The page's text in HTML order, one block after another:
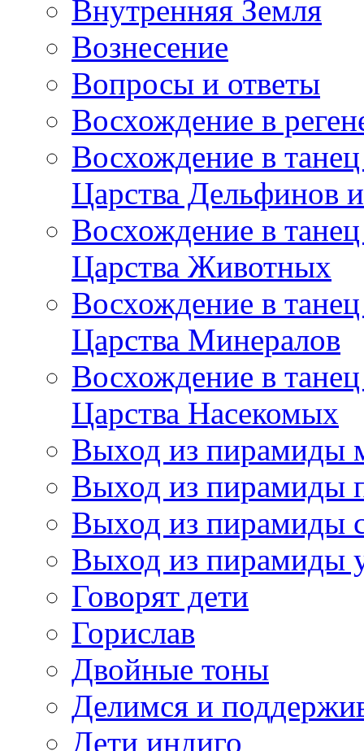
Внутренняя Земля
Вознесение
Вопросы и ответы
Восхождение в
Восхождение в
Царства Дельфинов
Восхождение в
Царства Животных
Восхождение в
Царства Минералов
Восхождение в
Царства Насекомых
Выход из пирамиды
Выход из пирамиды
Выход из пирамиды
Выход из пирамиды
Говорят дети
Горислав
Двойные тоны
Делимся и
Дети индиго